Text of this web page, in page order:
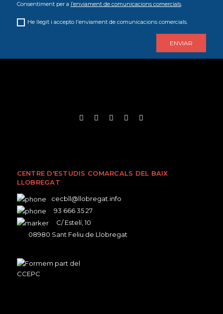
Consentiment per a l’enviament de comunicacions comercials.
He llegit i accepto l'enviament de comunicacions comercials.
CENTRE D'ESTUDIS COMARCALS DEL BAIX
LLOBREGAT
cecbll@llobregat.info
93 666 35 27
C/ Estelí, 10
08980 Sant Feliu de Llobregat